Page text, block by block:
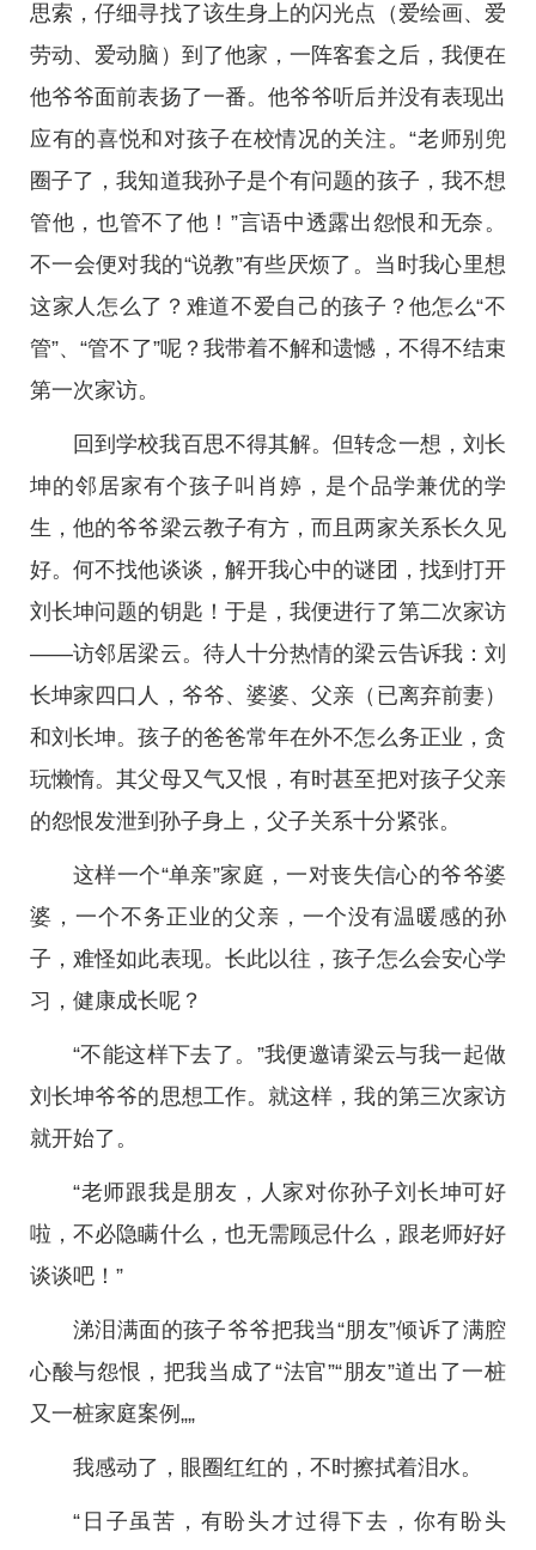
思索，仔细寻找了该生身上的闪光点（爱绘画、爱
劳动、爱动脑）到了他家，一阵客套之后，我便在
他爷爷面前表扬了一番。他爷爷听后并没有表现出
应有的喜悦和对孩子在校情况的关注。“老师别兜
圈子了，我知道我孙子是个有问题的孩子，我不想
管他，也管不了他！”言语中透露出怨恨和无奈。
不一会便对我的“说教”有些厌烦了。当时我心里想
这家人怎么了？难道不爱自己的孩子？他怎么“不
管”、“管不了”呢？我带着不解和遗憾，不得不结束
第一次家访。
回到学校我百思不得其解。但转念一想，刘长
坤的邻居家有个孩子叫肖婷，是个品学兼优的学
生，他的爷爷梁云教子有方，而且两家关系长久见
好。何不找他谈谈，解开我心中的谜团，找到打开
刘长坤问题的钥匙！于是，我便进行了第二次家访
——访邻居梁云。待人十分热情的梁云告诉我：刘
长坤家四口人，爷爷、婆婆、父亲（已离弃前妻）
和刘长坤。孩子的爸爸常年在外不怎么务正业，贪
玩懒惰。其父母又气又恨，有时甚至把对孩子父亲
的怨恨发泄到孙子身上，父子关系十分紧张。
这样一个“单亲”家庭，一对丧失信心的爷爷婆
婆，一个不务正业的父亲，一个没有温暖感的孙
子，难怪如此表现。长此以往，孩子怎么会安心学
习，健康成长呢？
“不能这样下去了。”我便邀请梁云与我一起做
刘长坤爷爷的思想工作。就这样，我的第三次家访
就开始了。
“老师跟我是朋友，人家对你孙子刘长坤可好
啦，不必隐瞒什么，也无需顾忌什么，跟老师好好
谈谈吧！”
涕泪满面的孩子爷爷把我当“朋友”倾诉了满腔
心酸与怨恨，把我当成了“法官”“朋友”道出了一桩
又一桩家庭案例„„
我感动了，眼圈红红的，不时擦拭着泪水。
“日子虽苦，有盼头才过得下去，你有盼头